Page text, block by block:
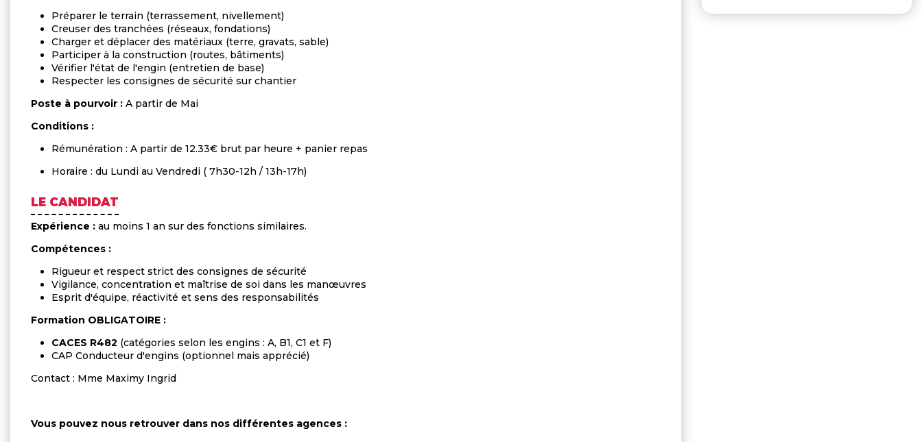
Préparer le terrain (terrassement, nivellement)
Creuser des tranchées (réseaux, fondations)
Charger et déplacer des matériaux (terre, gravats, sable)
Participer à la construction (routes, bâtiments)
Vérifier l'état de l'engin (entretien de base)
Respecter les consignes de sécurité sur chantier
Poste à pourvoir : A partir de Mai
Conditions :
Rémunération : A partir de 12.33€ brut par heure + panier repas
Horaire : du Lundi au Vendredi ( 7h30-12h / 13h-17h)
LE CANDIDAT
Expérience : au moins 1 an sur des fonctions similaires.
Compétences :
Rigueur et respect strict des consignes de sécurité
Vigilance, concentration et maîtrise de soi dans les manœuvres
Esprit d'équipe, réactivité et sens des responsabilités
Formation OBLIGATOIRE :
CACES R482 (catégories selon les engins : A, B1, C1 et F)
CAP Conducteur d'engins (optionnel mais apprécié)
Contact : Mme Maximy Ingrid
Vous pouvez nous retrouver dans nos différentes agences :